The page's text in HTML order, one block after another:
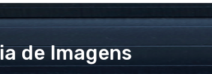
de Imagens